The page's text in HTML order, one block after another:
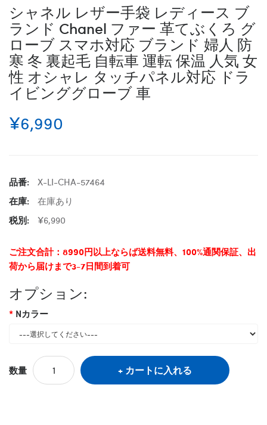
シャネル レザー手袋 レディース ブ
ランド Chanel ファー 革てぶくろ グ
ローブ スマホ対応 ブランド 婦人 防
寒 冬 裏起毛 自転車 運転 保温 人気 女
性 オシャレ タッチパネル対応 ドラ
イビンググローブ 車
¥6,990
品番:
X-LI-CHA-57464
在庫:
在庫あり
税別:
¥6,990
ご注文合計：8990円以上ならば送料無料、100%通関保証、出
荷から届けまで3-7日間到着可
オプション:
Nカラー
数量 カートに入れる